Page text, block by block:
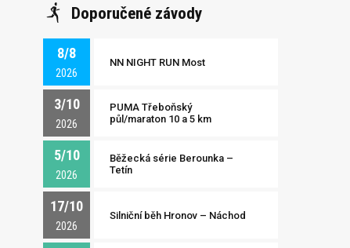
Doporučené závody
8/8
2026
NN NIGHT RUN Most
3/10
2026
PUMA Třeboňský
půl/maraton 10 a 5 km
5/10
2026
Běžecká série Berounka –
Tetín
17/10
2026
Silniční běh Hronov – Náchod